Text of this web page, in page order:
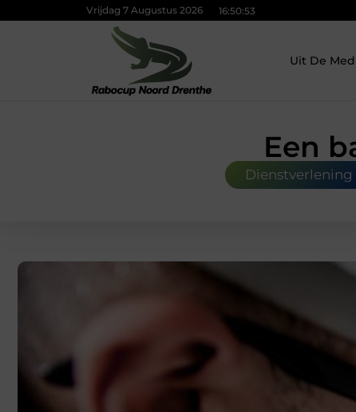
Vrijdag 7 Augustus 2026 16:50:54
Uit De
Een
Dienstverlening